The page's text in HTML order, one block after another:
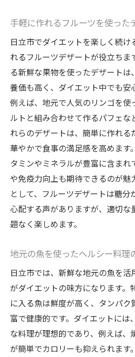
挫折しにくいダイエッ
地元コミュニティでの
新鮮な食材で作るバランス
栄養バランスの良い一
地元の新鮮な魚介類を
旬の野菜を取り入れた食
地元産の米を使った健康
プロテインを意識した
デザートでもバランス
ダイエット成功のためのよ
ダイエット中の食事の
運動と食事のバランス
減量のペースはどのくら
停滞期の乗り越え方は？
サプリメントの必要性に
ダイエット中の食欲管
地元の味を活かした理想の
地元の伝統料理を取り
地域のイベントで得ら
デア
手軽に作れるフルーツを使った
日立市でダイエットを楽しく続
れるフルーツデザートが役立ちま
る新鮮な果物を使ったデザートは
養価も高く、ダイエット中でも安
例えば、地元で人気のリンゴを使
ルトと組み合わせて作るパフェな
れらのデザートは、簡単に作れる
華やかで食事の満足感を高めます
タミンやミネラルが豊富に含ま
や免疫力向上も期待できるのが魅
として、フルーツデザートは糖分
心配する声がありますが、適切な
題なく楽しめます。
地元の魚を使ったヘルシー料理
日立市では、新鮮な地元の魚を
がダイエットの味方になります。
に入る魚は鮮度が高く、タンパク
富で健康的です。ダイエットには
な料理が理想的であり、例えば、
が簡単でカロリーも抑えられます